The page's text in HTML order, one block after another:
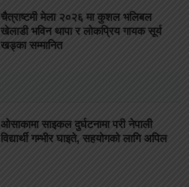
चैत्राष्टमी मेला २०२६ मा कुशल भलिबल
खेलाडी भविन थापा र लोकप्रिय गायक सूर्य
खड्का सम्मानित
ओसाकामा साइकल दुर्घटनामा परी नेपाली
विद्यार्थी गम्भीर घाइते, सहयोगको लागि अपिल